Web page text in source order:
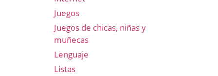
Juegos
Juegos de chicas, niñas y
muñecas
Lenguaje
Listas